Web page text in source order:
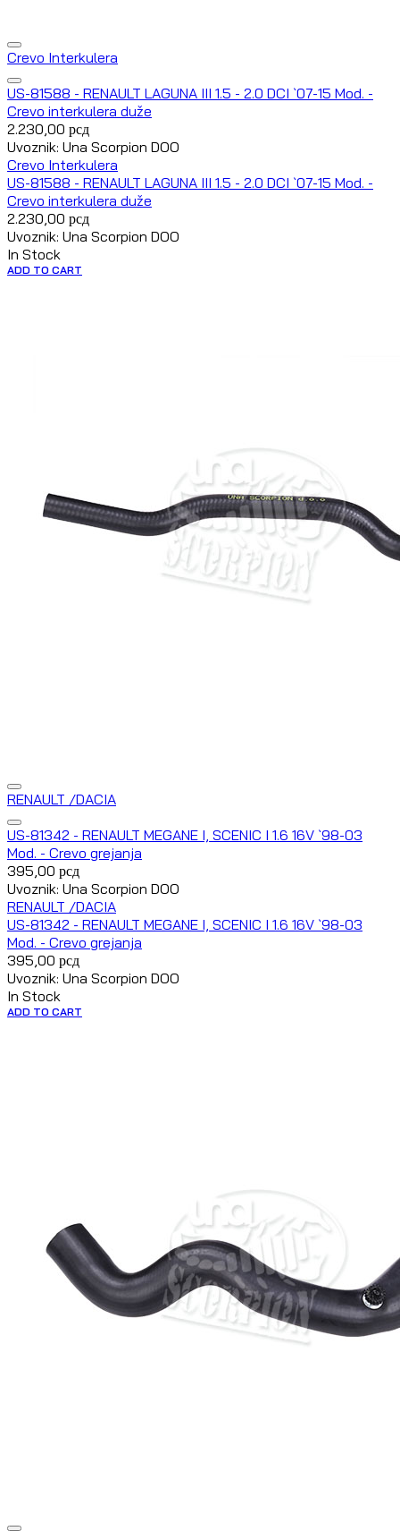
Crevo Interkulera
US-81588 - RENAULT LAGUNA III 1.5 - 2.0 DCI `07-15 Mod. -
Crevo interkulera duže
2.230,00 рсд
Uvoznik: Una Scorpion DOO
Crevo Interkulera
US-81588 - RENAULT LAGUNA III 1.5 - 2.0 DCI `07-15 Mod. -
Crevo interkulera duže
2.230,00 рсд
Uvoznik: Una Scorpion DOO
In Stock
ADD TO CART
RENAULT /DACIA
US-81342 - RENAULT MEGANE I, SCENIC I 1.6 16V `98-03
Mod. - Crevo grejanja
395,00 рсд
Uvoznik: Una Scorpion DOO
RENAULT /DACIA
US-81342 - RENAULT MEGANE I, SCENIC I 1.6 16V `98-03
Mod. - Crevo grejanja
395,00 рсд
Uvoznik: Una Scorpion DOO
In Stock
ADD TO CART